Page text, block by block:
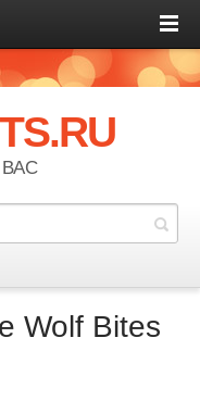
Wolf Bites